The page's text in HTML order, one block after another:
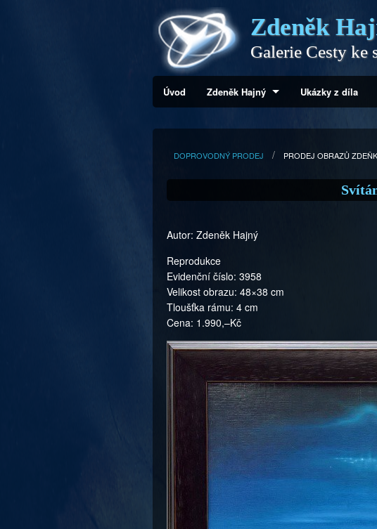
Zdeněk
Galerie Cesty ke
Úvod Zdeněk Hajný Ukázky z díla
DOPROVODNÝ PRODEJ PRODEJ OBRAZŮ
Autor: Zdeněk Hajný
Reprodukce
Evidenční číslo: 3958
Velikost obrazu: 48×38 cm
Tloušťka rámu: 4 cm
Cena: 1.990,–Kč